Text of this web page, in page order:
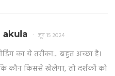
akula जून 15 2024
का ये तरीका... बहुत अच्छा है।
कौन किससे खेलेगा, तो दर्शकों को